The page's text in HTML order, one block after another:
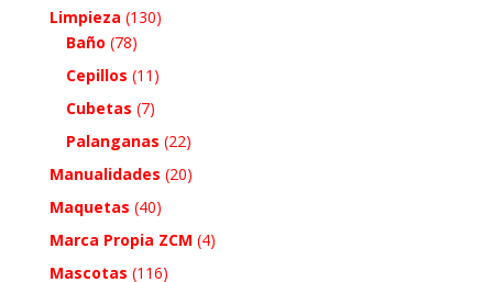
Limpieza (130)
Baño (78)
Cepillos (11)
Cubetas (7)
Palanganas (22)
Manualidades (20)
Maquetas (40)
Marca Propia ZCM (4)
Mascotas (116)